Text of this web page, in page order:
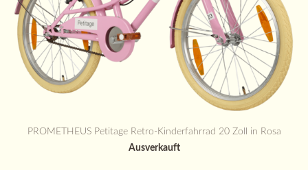
PROMETHEUS Petitage Retro-Kinderfahrrad 20 Zoll in Rosa
Ausverkauft